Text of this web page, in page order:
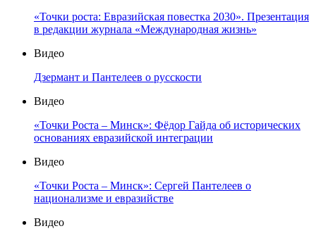
«Точки роста: Евразийская повестка 2030». Презентация
в редакции журнала «Международная жизнь»
Видео
Дзермант и Пантелеев о русскости
Видео
«Точки Роста – Минск»: Фёдор Гайда об исторических
основаниях евразийской интеграции
Видео
«Точки Роста – Минск»: Сергей Пантелеев о
национализме и евразийстве
Видео